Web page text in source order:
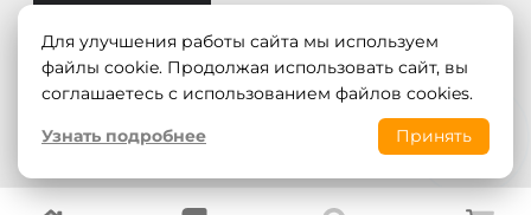
Для улучшения работы сайта мы используем
файлы cookie. Продолжая использовать сайт, вы
соглашаетесь с использованием файлов cookies.
Узнать подробнее
Принять